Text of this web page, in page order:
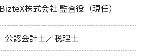
BizteX株式会社 監査役（現任）
公認会計士／税理士